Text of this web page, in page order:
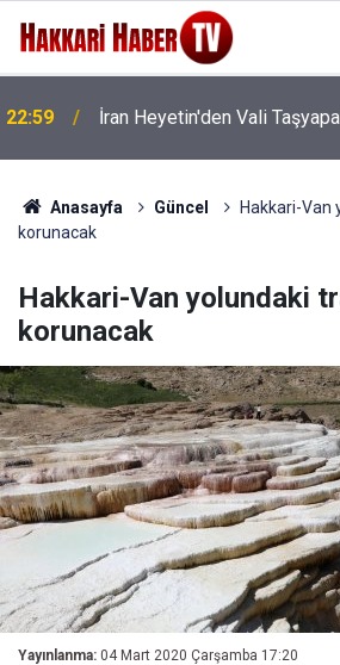
22:59
İran Heyetin'den Vali
22:53
İran Sınırında 7 Kilo 720
Anasayfa Güncel
Hakkari-Van
korunacak
Hakkari-Van yolundaki
korunacak
Yayınlanma: 04 Mart 2020 Çarşamba 17:20